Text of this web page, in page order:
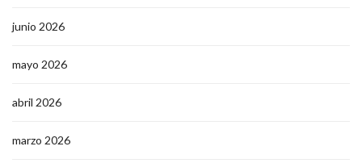
junio 2026
mayo 2026
abril 2026
marzo 2026